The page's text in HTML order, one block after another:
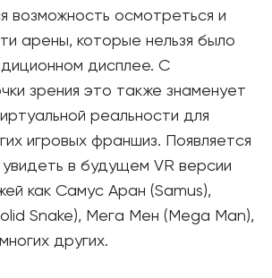
возможность осмотреться и
арены, которые нельзя было
дисплее. С
зрения это также знаменует
реальности для
игровых франшиз. Появляется
в будущем VR версии
как Самус Аран (Samus),
Snake), Мега Мен (Mega Man),
других.